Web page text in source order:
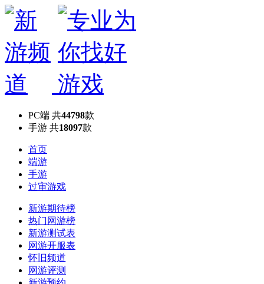
PC端 共44798款
手游 共18097款
首页
端游
手游
过审游戏
新游期待榜
热门网游榜
新游测试表
网游开服表
怀旧频道
网游评测